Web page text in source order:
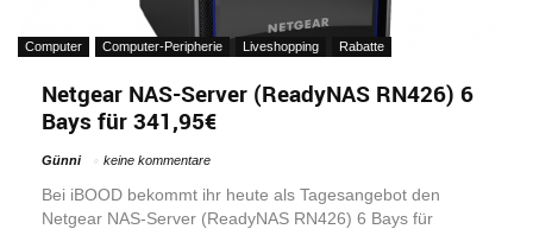
Computer Computer-Peripherie Liveshopping Rabatte
Netgear NAS-Server (ReadyNAS RN426) 6
Bays für 341,95€
Günni keine kommentare
Bei iBOOD bekommt ihr heute als Tagesangebot den
Netgear NAS-Server (ReadyNAS RN426) 6 Bays für